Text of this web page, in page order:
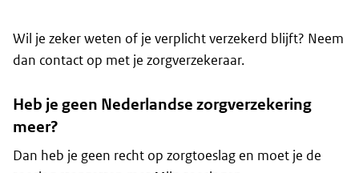
Wil je zeker weten of je verplicht verzekerd blijft? Neem
dan contact op met je zorgverzekeraar.
Heb je geen Nederlandse zorgverzekering
meer?
Dan heb je geen recht op zorgtoeslag en moet je de